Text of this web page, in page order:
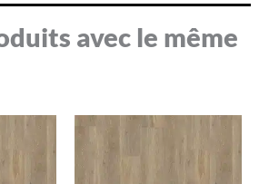
avec le même